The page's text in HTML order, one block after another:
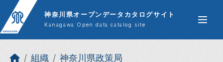
Skip to main content
神奈川県オープンデータカタログサイト
Kanagawa Open data catalog site
組織
神奈川県政策局